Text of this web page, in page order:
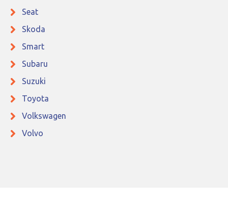
Seat
Skoda
Smart
Subaru
Suzuki
Toyota
Volkswagen
Volvo